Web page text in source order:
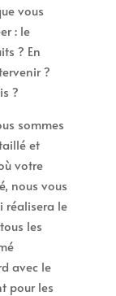
vous
: le
? En
?
?
sommes
et
votre
nous vous
réalisera le
les
avec le
pour les